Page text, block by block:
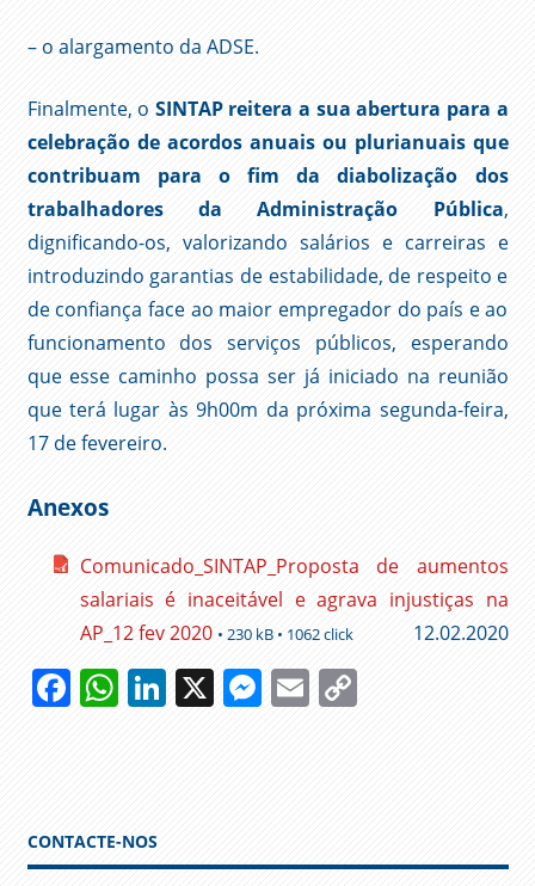
– o alargamento da ADSE.
Finalmente, o SINTAP reitera a sua abertura para a
celebração de acordos anuais ou plurianuais que
contribuam para o fim da diabolização dos
trabalhadores da Administração Pública,
dignificando-os, valorizando salários e carreiras e
introduzindo garantias de estabilidade, de respeito e
de confiança face ao maior empregador do país e ao
funcionamento dos serviços públicos, esperando
que esse caminho possa ser já iniciado na reunião
que terá lugar às 9h00m da próxima segunda-feira,
17 de fevereiro.
Anexos
Comunicado_SINTAP_Proposta de aumentos
salariais é inaceitável e agrava injustiças na
AP_12 fev 2020 • 230 kB • 1062 click 12.02.2020
Facebook
WhatsApp
LinkedIn
X Messenger
EmailCopy
FESAP
CONTACTE-NOS